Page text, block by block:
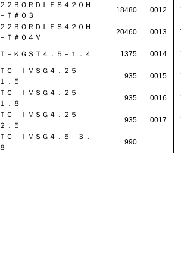
２２ＢＯＲＤＬＥＳ４２０Ｈ
－Ｔ＃０３
18480 0012
２２ＢＯＲＤＬＥＳ４２０Ｈ
－Ｔ＃０４Ｖ
20460 0013
Ｔ－ＫＧＳＴ４．５－１．４ 1375 0014
ＴＣ－ＩＭＳＧ４．２５－
１．５
935 0015
ＴＣ－ＩＭＳＧ４．２５－
１．８
935 0016
ＴＣ－ＩＭＳＧ４．２５－
２．５
935 0017
ＴＣ－ＩＭＳＧ４．５－３．
８
990